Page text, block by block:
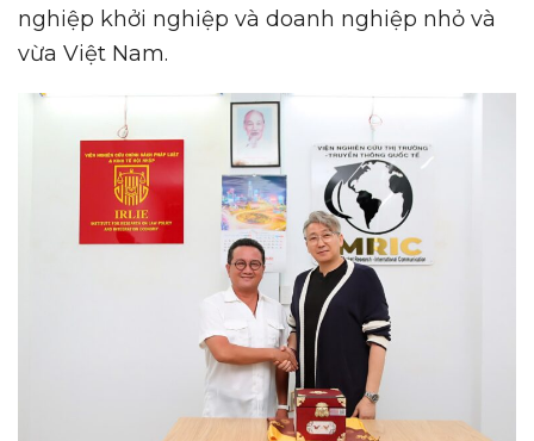
nghiệp khởi nghiệp và doanh nghiệp nhỏ và
vừa Việt Nam.